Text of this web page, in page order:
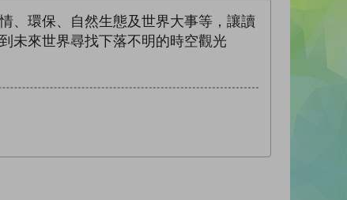
、環保、自然生態及世界大事等，讓讀
未來世界尋找下落不明的時空觀光